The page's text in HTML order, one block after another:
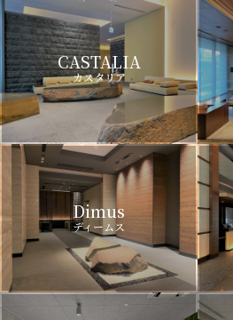
CASTALIA
カスタリア
Dimus
ディームス